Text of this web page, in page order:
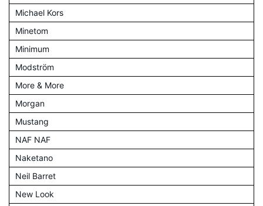
Michael Kors
Minetom
Minimum
Modström
More & More
Morgan
Mustang
NAF NAF
Naketano
Neil Barret
New Look